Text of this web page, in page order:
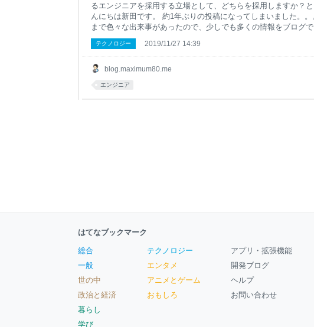
blog.maximum80.me
るエンジニアを採用する立場として、どちらを採用しますか？
んにちは新田です。 約1年ぶりの投稿になってしまいました。。
まで色々な出来事があったので、少しでも多くの情報をブログ
ればと、再起にむけて頑張ります。 trackの現在の展開 スキルチ
試験プラットフォーム 「プログラミングスキルチェックツール
います。年間で30万件近くのスキルデータが蓄積されるプラット
つつあります。 これからはスキルデータをベースとした「エン
テクノロジー 2019/11/27 14:39
エンジニア
はてなブックマーク
総合
一般
世の中
政治と経済
暮らし
学び
テクノロジー
エンタメ
アニメとゲーム
おもしろ
アプリ・拡張機能
開発ブログ
ヘルプ
お問い合わせ